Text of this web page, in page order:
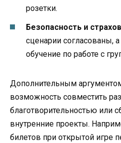
розетки.
Безопасность и
сценарии согласованы,
обучение по работе с
Дополнительным
возможность совместить
благотворительностью или
внутренние проекты.
билетов при открытой игре